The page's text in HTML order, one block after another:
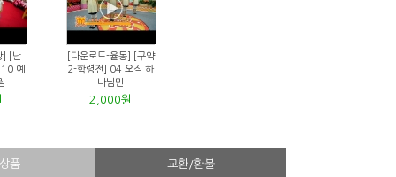
] [난
예
[다운로드-율동] [구약
2-학령전] 04 오직 하
나님만
2,000원
품 교환/환불